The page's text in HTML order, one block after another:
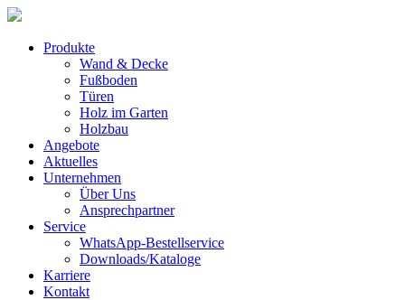
Produkte
Wand & Decke
Fußboden
Türen
Holz im Garten
Holzbau
Angebote
Aktuelles
Unternehmen
Über Uns
Ansprechpartner
Service
WhatsApp-Bestellservice
Downloads/Kataloge
Karriere
Kontakt